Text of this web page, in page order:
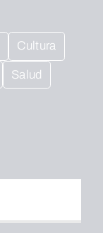
Cultura
Salud